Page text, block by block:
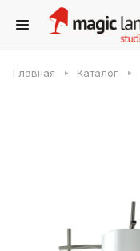
Главная Каталог